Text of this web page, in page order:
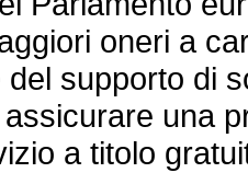
oneri a
supporto di
una
a titolo